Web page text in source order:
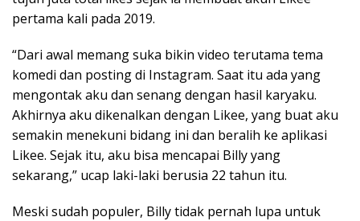
pertama kali pada 2019.
“Dari awal memang suka bikin video terutama tema
komedi dan posting di Instagram. Saat itu ada yang
mengontak aku dan senang dengan hasil karyaku.
Akhirnya aku dikenalkan dengan Likee, yang buat aku
semakin menekuni bidang ini dan beralih ke aplikasi
Likee. Sejak itu, aku bisa mencapai Billy yang
sekarang,” ucap laki-laki berusia 22 tahun itu.
Meski sudah populer, Billy tidak pernah lupa untuk